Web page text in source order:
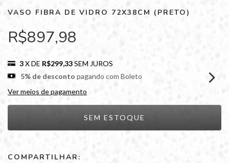
VASO FIBRA DE VIDRO 72X38CM (PRETO)
R$897,98
3X DE R$299,33SEM JUROS
5% de desconto pagando com Boleto
Ver meios de pagamento
COMPARTILHAR: